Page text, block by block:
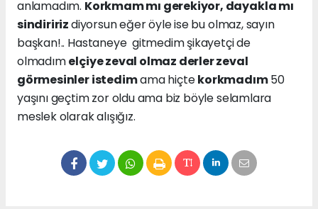
anlamadım. Korkmam mı gerekiyor, dayakla mı
sindiririzdiyorsun eğer öyle ise bu olmaz, sayın
başkan!.. Hastaneye gitmedim şikayetçi de
olmadımelçiye zeval olmaz derler zeval
görmesinler istedimama hiçtekorkmadım50
yaşını geçtim zor oldu ama biz böyle selamlara
meslek olarak alışığız.